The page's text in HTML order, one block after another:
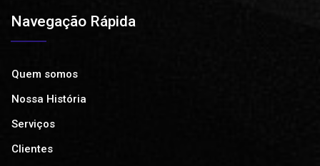
Navegação Rápida
Quem somos
Nossa História
Serviços
Clientes